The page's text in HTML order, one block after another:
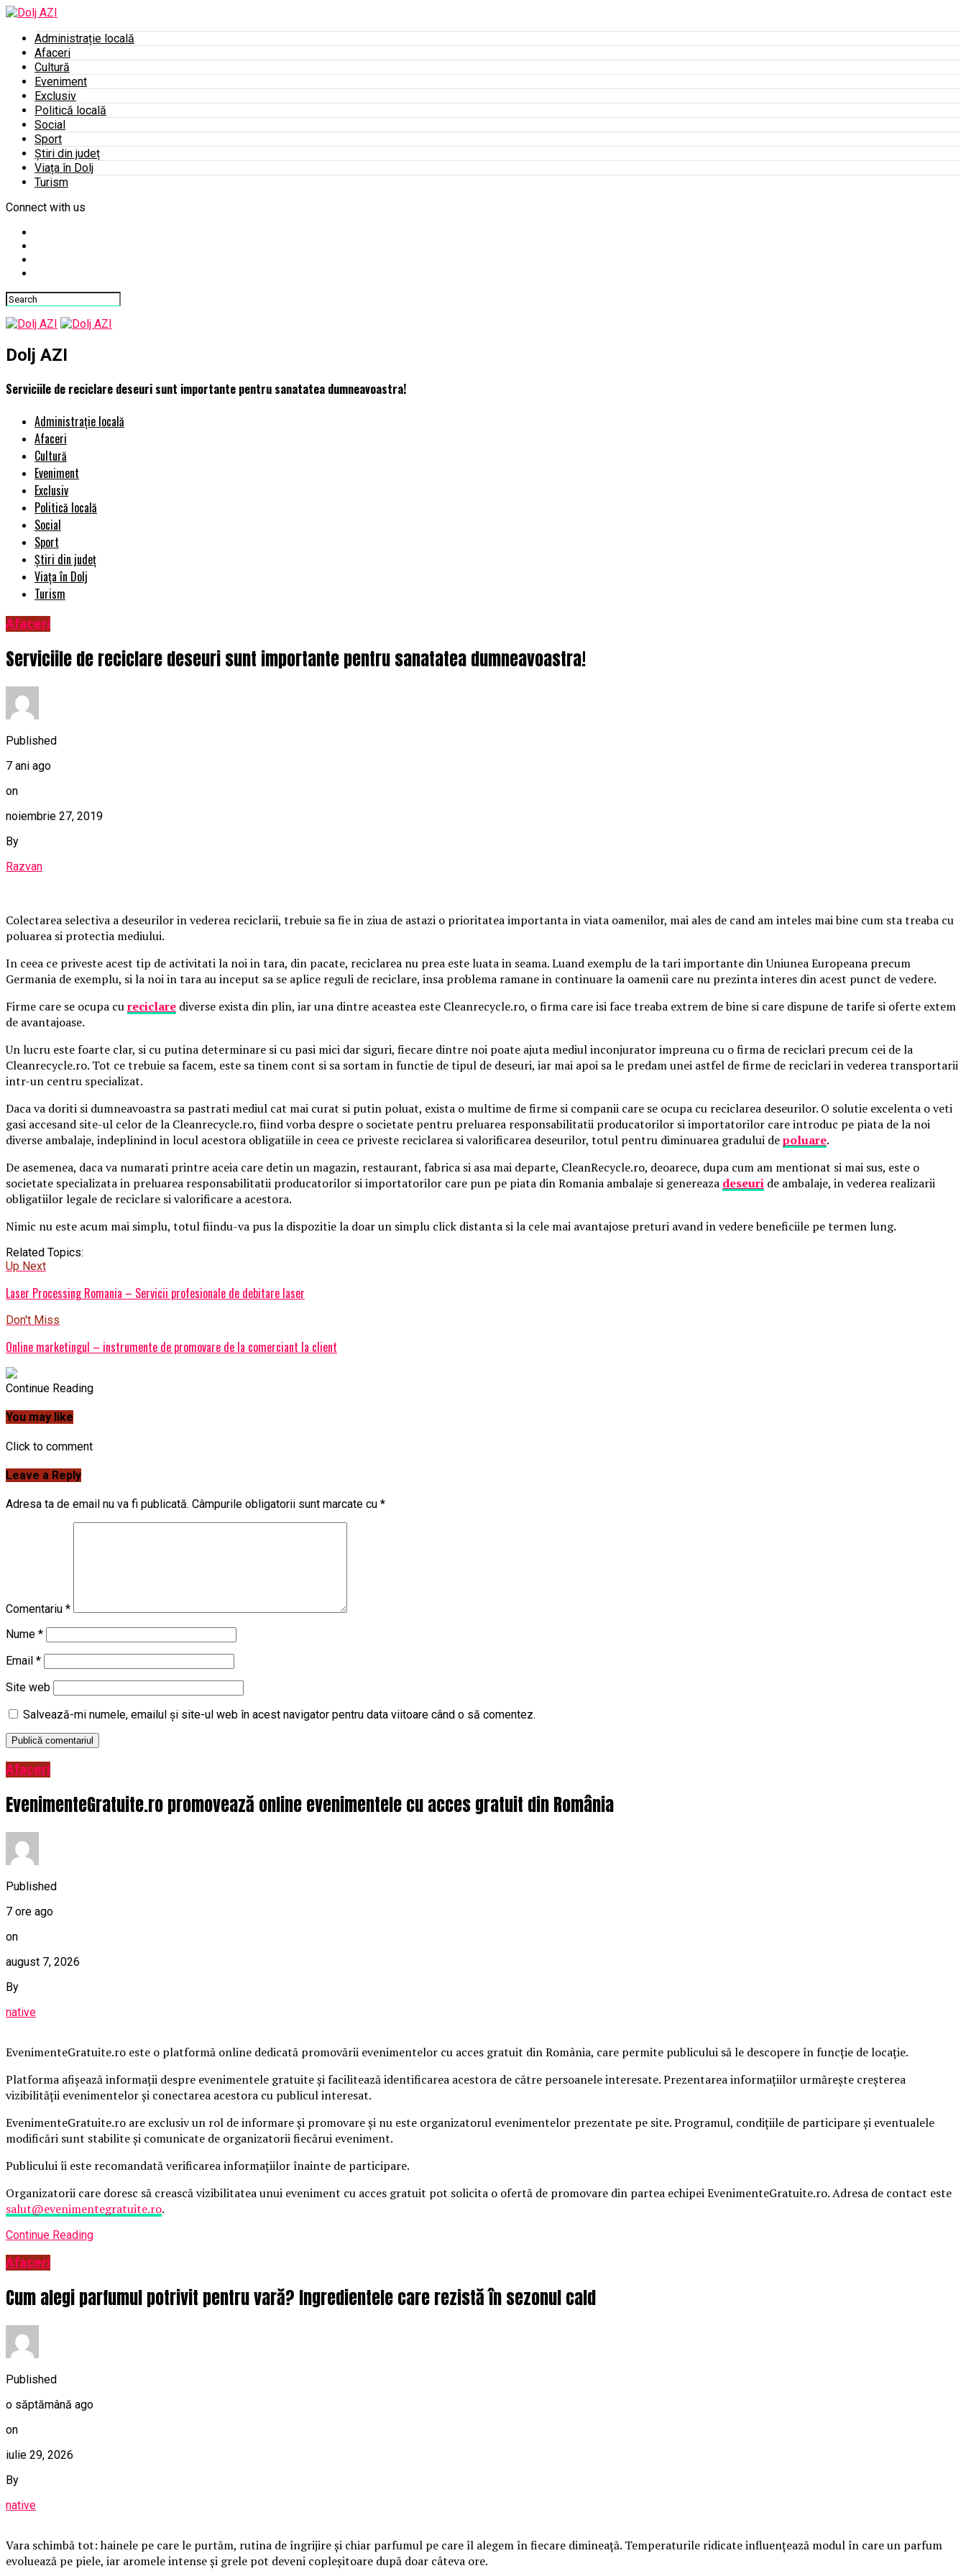
Administrație locală
Afaceri
Cultură
Eveniment
Exclusiv
Politică locală
Social
Sport
Știri din județ
Viața în Dolj
Turism
Connect with us
Dolj AZI
Serviciile de reciclare deseuri sunt importante pentru sanatatea dumneavoastra!
Administrație locală
Afaceri
Cultură
Eveniment
Exclusiv
Politică locală
Social
Sport
Știri din județ
Viața în Dolj
Turism
Afaceri
Serviciile de reciclare deseuri sunt importante pentru sanatatea dumneavoastra!
Published
7 ani ago
on
noiembrie 27, 2019
By
Razvan
Colectarea selectiva a deseurilor in vederea reciclarii, trebuie sa fie in ziua de astazi o prioritatea importanta in viata oamenilor, mai ales de cand am inteles mai bine cum sta treaba cu
poluarea si protectia mediului.
In ceea ce priveste acest tip de activitati la noi in tara, din pacate, reciclarea nu prea este luata in seama. Luand exemplu de la tari importante din Uniunea Europeana precum
Germania de exemplu, si la noi in tara au inceput sa se aplice reguli de reciclare, insa problema ramane in continuare la oamenii care nu prezinta interes din acest punct de vedere.
Firme care se ocupa cureciclare diverse exista din plin, iar una dintre aceastea este Cleanrecycle.ro, o firma care isi face treaba extrem de bine si care dispune de tarife si oferte extem
de avantajoase.
Un lucru este foarte clar, si cu putina determinare si cu pasi mici dar siguri, fiecare dintre noi poate ajuta mediul inconjurator impreuna cu o firma de reciclari precum cei de la
Cleanrecycle.ro. Tot ce trebuie sa facem, este sa tinem cont si sa sortam in functie de tipul de deseuri, iar mai apoi sa le predam unei astfel de firme de reciclari in vederea transportarii
intr-un centru specializat.
Daca va doriti si dumneavoastra sa pastrati mediul cat mai curat si putin poluat, exista o multime de firme si companii care se ocupa cu reciclarea deseurilor. O solutie excelenta o veti
gasi accesand site-ul celor de la Cleanrecycle.ro, fiind vorba despre o societate pentru preluarea responsabilitatii producatorilor si importatorilor care introduc pe piata de la noi
diverse ambalaje, indeplinind in locul acestora obligatiile in ceea ce priveste reciclarea si valorificarea deseurilor, totul pentru diminuarea gradului depoluare.
De asemenea, daca va numarati printre aceia care detin un magazin, restaurant, fabrica si asa mai departe, CleanRecycle.ro, deoarece, dupa cum am mentionat si mai sus, este o
societate specializata in preluarea responsabilitatii producatorilor si importatorilor care pun pe piata din Romania ambalaje si genereaza deseuri de ambalaje, in vederea realizarii
obligatiilor legale de reciclare si valorificare a acestora.
Nimic nu este acum mai simplu, totul fiindu-va pus la dispozitie la doar un simplu click distanta si la cele mai avantajose preturi avand in vedere beneficiile pe termen lung.
Related Topics:
Up Next
Laser Processing Romania – Servicii profesionale de debitare laser
Don't Miss
Online marketingul – instrumente de promovare de la comerciant la client
Continue Reading
You may like
Click to comment
Leave a Reply
Adresa ta de email nu va fi publicată. Câmpurile obligatorii sunt marcate cu *
Comentariu *
Nume *
Email *
Site web
Salvează-mi numele, emailul și site-ul web în acest navigator pentru data viitoare când o să comentez.
Afaceri
EvenimenteGratuite.ro promovează online evenimentele cu acces gratuit din România
Published
7 ore ago
on
august 7, 2026
By
native
EvenimenteGratuite.ro este o platformă online dedicată promovării evenimentelor cu acces gratuit din România, care permite publicului să le descopere în funcție de locație.
Platforma afișează informații despre evenimentele gratuite și facilitează identificarea acestora de către persoanele interesate. Prezentarea informațiilor urmărește creșterea
vizibilității evenimentelor și conectarea acestora cu publicul interesat.
EvenimenteGratuite.ro are exclusiv un rol de informare și promovare și nu este organizatorul evenimentelor prezentate pe site. Programul, condițiile de participare și eventualele
modificări sunt stabilite și comunicate de organizatorii fiecărui eveniment.
Publicului îi este recomandată verificarea informațiilor înainte de participare.
Organizatorii care doresc să crească vizibilitatea unui eveniment cu acces gratuit pot solicita o ofertă de promovare din partea echipei EvenimenteGratuite.ro. Adresa de contact este
salut@evenimentegratuite.ro.
Continue Reading
Afaceri
Cum alegi parfumul potrivit pentru vară? Ingredientele care rezistă în sezonul cald
Published
o săptămână ago
on
iulie 29, 2026
By
native
Vara schimbă tot: hainele pe care le purtăm, rutina de îngrijire și chiar parfumul pe care îl alegem în fiecare dimineață. Temperaturile ridicate influențează modul în care un parfum
evoluează pe piele, iar aromele intense și grele pot deveni copleșitoare după doar câteva ore.